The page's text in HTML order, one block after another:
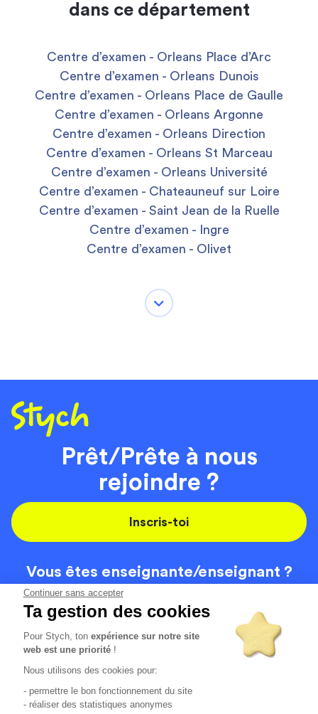
Continuer sans accepter
Ta gestion des cookies
Pour Stych, tonexpérience sur notre site
web est une priorité !
Nous utilisons des cookies pour:
- permettre le bon fonctionnement du site
- réaliser des statistiques anonymes
dans ce département
Centre d’examen - Orleans Place d’Arc
Centre d’examen - Orleans Dunois
Centre d’examen - Orleans Place de Gaulle
Centre d’examen - Orleans Argonne
Centre d’examen - Orleans Direction
Centre d’examen - Orleans St Marceau
Centre d’examen - Orleans Université
Centre d’examen - Chateauneuf sur Loire
Centre d’examen - Saint Jean de la Ruelle
Centre d’examen - Ingre
Centre d’examen - Olivet
Prêt/Prête à nous
rejoindre ?
Inscris-toi
Vous êtes enseignante/enseignant ?
On recrute
Code de la route
Localisation
Contact